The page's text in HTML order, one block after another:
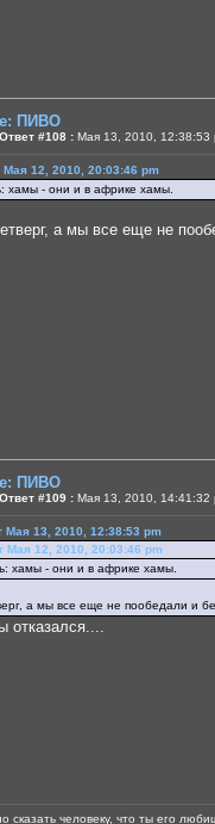
ПИВО
Ответ #108 : Мая 13, 2010, 12:38:53
Мая 12, 2010, 20:03:46 pm
хамы - они и в африке хамы.
а мы все еще не
ПИВО
Ответ #109 : Мая 13, 2010, 14:41:32
Мая 13, 2010, 12:38:53 pm
Мая 12, 2010, 20:03:46 pm
хамы - они и в африке хамы.
а мы все еще не пообедали и
отказался....
сказать человеку, что ты его